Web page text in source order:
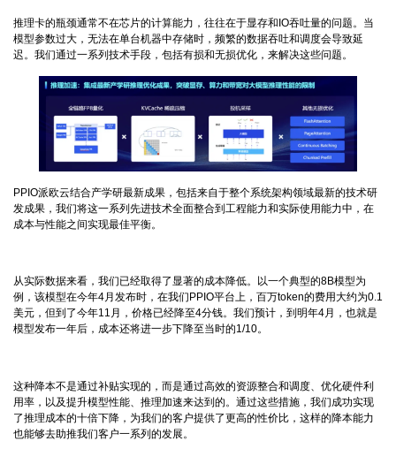
推理卡的瓶颈通常不在芯片的计算能力，往往在于显存和IO吞吐量的问题。当
模型参数过大，无法在单台机器中存储时，频繁的数据吞吐和调度会导致延
迟。我们通过一系列技术手段，包括有损和无损优化，来解决这些问题。
PPIO派欧云结合产学研最新成果，包括来自于整个系统架构领域最新的技术研
发成果，我们将这一系列先进技术全面整合到工程能力和实际使用能力中，在
成本与性能之间实现最佳平衡。
从实际数据来看，我们已经取得了显著的成本降低。以一个典型的8B模型为
例，该模型在今年4月发布时，在我们PPIO平台上，百万token的费用大约为0.1
美元，但到了今年11月，价格已经降至4分钱。我们预计，到明年4月，也就是
模型发布一年后，成本还将进一步下降至当时的1/10。
这种降本不是通过补贴实现的，而是通过高效的资源整合和调度、优化硬件利
用率，以及提升模型性能、推理加速来达到的。通过这些措施，我们成功实现
了推理成本的十倍下降，为我们的客户提供了更高的性价比，这样的降本能力
也能够去助推我们客户一系列的发展。